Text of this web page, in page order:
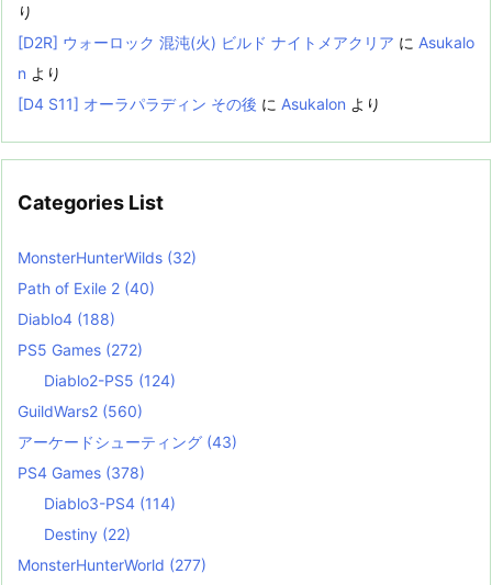
り
[D2R] ウォーロック 混沌(火) ビルド ナイトメアクリア に Asukalo
n より
[D4 S11] オーラパラディン その後 に Asukalon より
Categories List
MonsterHunterWilds (32)
Path of Exile 2 (40)
Diablo4 (188)
PS5 Games (272)
Diablo2-PS5 (124)
GuildWars2 (560)
アーケードシューティング (43)
PS4 Games (378)
Diablo3-PS4 (114)
Destiny (22)
MonsterHunterWorld (277)